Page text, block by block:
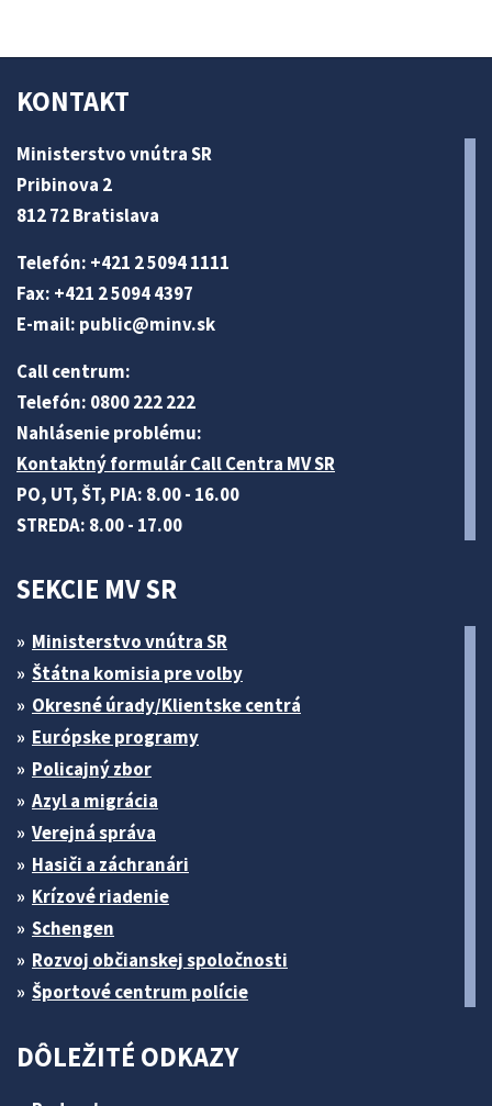
KONTAKT
Ministerstvo vnútra SR
Pribinova 2
812 72 Bratislava
Telefón: +421 2 5094 1111
Fax: +421 2 5094 4397
E-mail: public@minv.sk
Call centrum:
Telefón: 0800 222 222
Nahlásenie problému:
Kontaktný formulár Call Centra MV SR
PO, UT, ŠT, PIA: 8.00 - 16.00
STREDA: 8.00 - 17.00
SEKCIE MV SR
Ministerstvo vnútra SR
Štátna komisia pre volby
Okresné úrady/Klientske centrá
Európske programy
Policajný zbor
Azyl a migrácia
Verejná správa
Hasiči a záchranári
Krízové riadenie
Schengen
Rozvoj občianskej spoločnosti
Športové centrum polície
DÔLEŽITÉ ODKAZY